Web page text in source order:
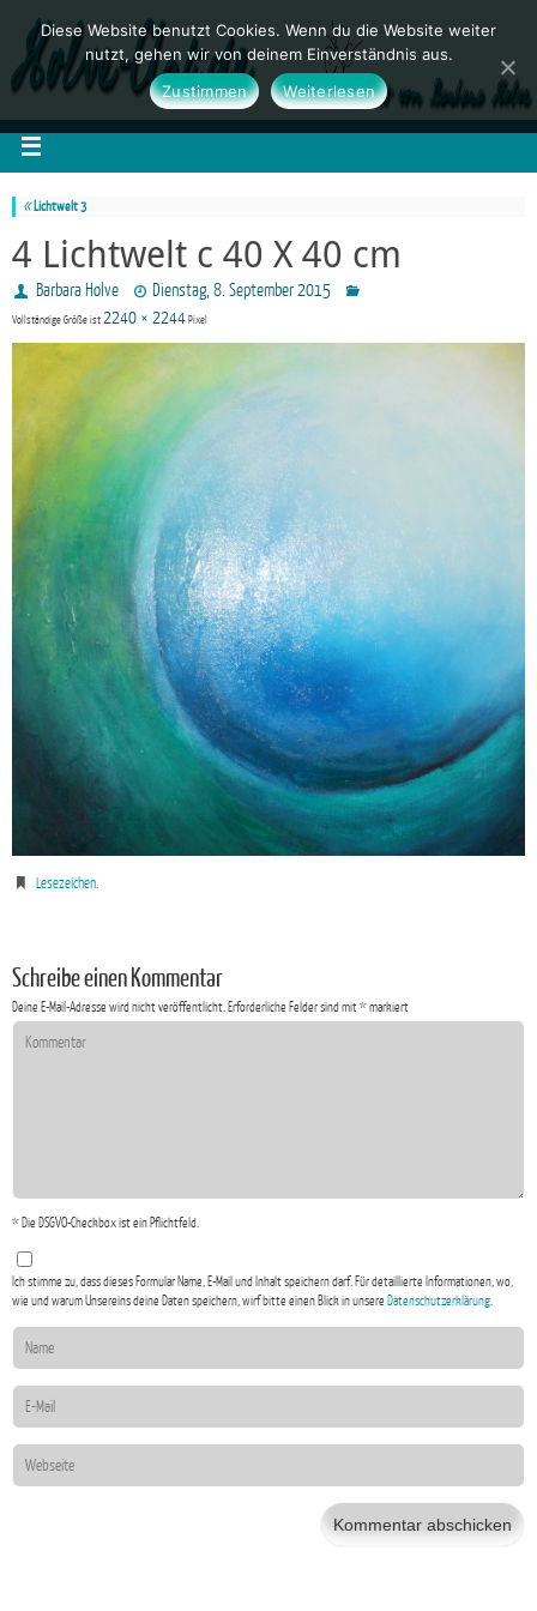
«Lichtwelt 3
4 Lichtwelt c 40 X 40 cm
Barbara Holve Dienstag, 8. September 2015
Vollständige Größe ist 2240 × 2244 Pixel
Lesezeichen.
Schreibe einen Kommentar
Deine E-Mail-Adresse wird nicht veröffentlicht. Erforderliche Felder sind mit*markiert
* Die DSGVO-Checkbox ist ein Pflichtfeld.
Ich stimme zu, dass dieses Formular Name, E-Mail und Inhalt speichern darf. Für detaillierte Informationen, wo,
wie und warum Unsereins deine Daten speichern, wirf bitte einen Blick in unsere Datenschutzerklärung.
Diese Website benutzt Cookies. Wenn du die Website weiter
nutzt, gehen wir von deinem Einverständnis aus.
Zustimmen
Weiterlesen